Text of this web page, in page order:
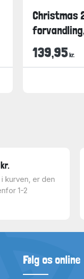
Christmas
139,95 kr.
kurven, er den
1-2
Følg os online